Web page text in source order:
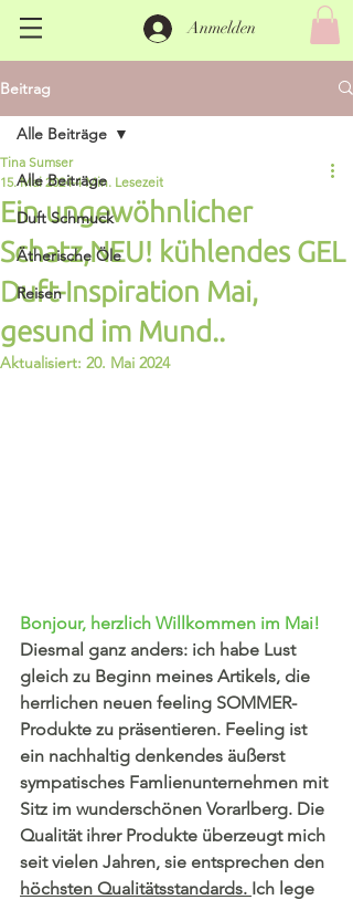
Anmelden
Beitrag
Alle Beiträge
Duft Schmuck
Ätherische Öle
Reisen
Alle Beiträge
Ein ungewöhnlicher
Schatz,NEU! kühlendes GEL
Duft-Inspiration Mai,
gesund im Mund..
Tina Sumser
15. Mai 2024 4 Min. Lesezeit
Aktualisiert: 20. Mai 2024
Bonjour, herzlich Willkommen im Mai!
Diesmal ganz anders: ich habe Lust
gleich zu Beginn meines Artikels, die
herrlichen neuen feeling SOMMER-
Produkte zu präsentieren. Feeling ist
ein nachhaltig denkendes äußerst
sympatisches Famlienunternehmen mit
Sitz im wunderschönen Vorarlberg. Die
Qualität ihrer Produkte überzeugt mich
seit vielen Jahren, sie entsprechen den
höchsten Qualitätsstandards. Ich lege